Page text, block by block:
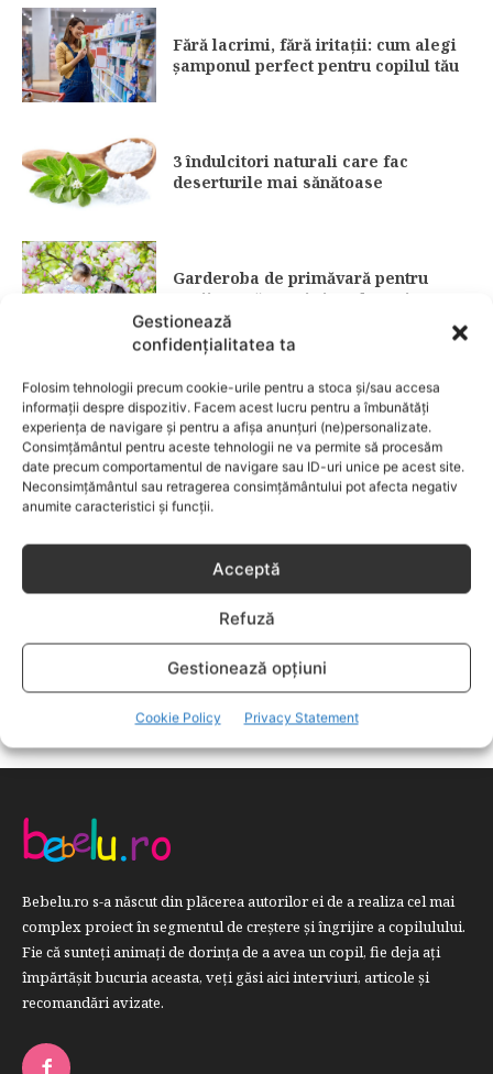
Gestionează
confidențialitatea ta
Folosim tehnologii precum cookie-urile pentru a stoca și/sau accesa
informații despre dispozitiv. Facem acest lucru pentru a îmbunătăți
experiența de navigare și pentru a afișa anunțuri (ne)personalizate.
Consimțământul pentru aceste tehnologii ne va permite să procesăm
date precum comportamentul de navigare sau ID-uri unice pe acest site.
Neconsimțământul sau retragerea consimțământului pot afecta negativ
anumite caracteristici și funcții.
Acceptă
Refuză
Gestionează opțiuni
Cookie Policy Privacy Statement
Fără lacrimi, fără iritații: cum alegi
șamponul perfect pentru copilul tău
3 îndulcitori naturali care fac
deserturile mai sănătoase
Garderoba de primăvară pentru
copii: ce păstrezi și ce donezi
CATEGORII POPULARE
EVENIMENTE
741
LIFESTYLE
COPII
633
FAMILIA
582
DEZVOLTAREA COPILULUI
COMPORTAMENT
294
Bebelu.ro s-a născut din plăcerea autorilor ei de a realiza cel mai
complex proiect în segmentul de creştere şi îngrijire a copilulului.
Fie că sunteţi animaţi de dorinţa de a avea un copil, fie deja aţi
împărtăşit bucuria aceasta, veți găsi aici interviuri, articole şi
recomandări avizate.